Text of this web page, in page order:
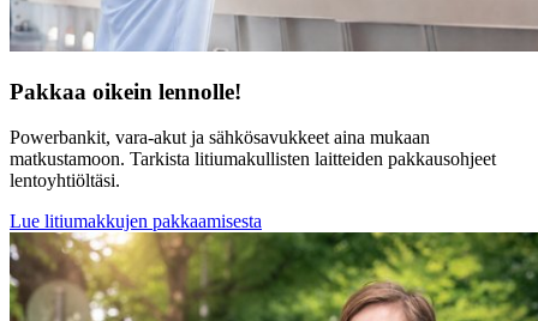
Pakkaa oikein lennolle!
Powerbankit, vara-akut ja sähkösavukkeet aina mukaan
matkustamoon. Tarkista litiumakullisten laitteiden pakkausohjeet
lentoyhtiöltäsi.
Lue litiumakkujen pakkaamisesta